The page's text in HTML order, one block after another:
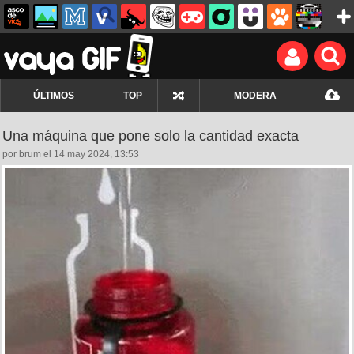
ÚLTIMOS TOP MODERA
Una máquina que pone solo la cantidad exacta
por brum el 14 may 2024, 13:53